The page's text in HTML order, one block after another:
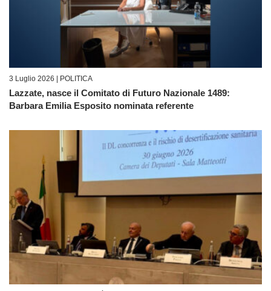
3 Luglio 2026 | POLITICA
Lazzate, nasce il Comitato di Futuro Nazionale 1489:
Barbara Emilia Esposito nominata referente